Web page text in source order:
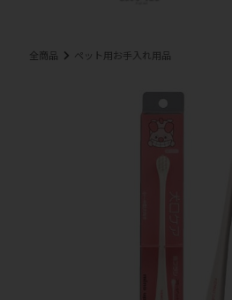
全商品 ペット用お手入れ用品